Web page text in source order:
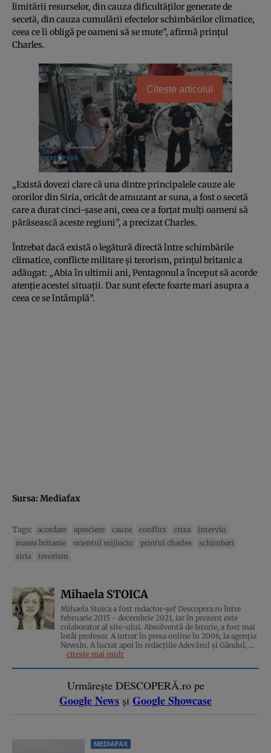
limitării resurselor, din cauza dificultăţilor generate de
secetă, din cauza cumulării efectelor schimbărilor climatice,
ceea ce îi obligă pe oameni să se mute”, afirmă prinţul
Charles.
Citește articolul
„Există dovezi clare că una dintre principalele cauze ale
ororilor din Siria, oricât de amuzant ar suna, a fost o secetă
care a durat cinci-şase ani, ceea ce a forţat mulţi oameni să
părăsească aceste regiuni”, a precizat Charles.
Întrebat dacă există o legătură directă între schimbările
climatice, conflicte militare şi terorism, prinţul britanic a
adăugat: „Abia în ultimii ani, Pentagonul a început să acorde
atenţie acestei situaţii. Dar sunt efecte foarte mari asupra a
ceea ce se întâmplă”.
Sursa: Mediafax
Tags: acordare apreciere cauze conflict criza
interviu
marea britanie
orientul mijlociu printul charles
schimbari
siria
terorism
Mihaela STOICA
Mihaela Stoica a fost redactor-șef Descopera.ro între
februarie 2015 - decembrie 2021, iar în prezent este
colaborator al site-ului. Absolventă de Istorie, a fost mai
întâi profesor. A intrat în presa online în 2006, la agenţia
NewsIn. A lucrat apoi în redacţiile Adevărul şi Gândul, ...
citește mai mult
Urmărește DESCOPERĂ.ro pe
Google News și Google Showcase
MEDIAFAX